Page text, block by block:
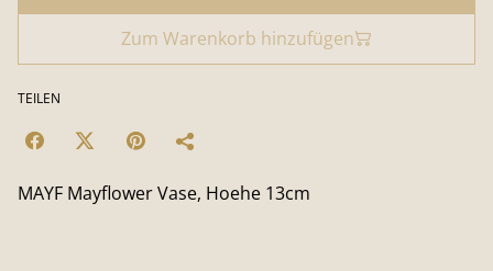
Zum Warenkorb hinzufügen
TEILEN
MAYF Mayflower Vase, Hoehe 13cm